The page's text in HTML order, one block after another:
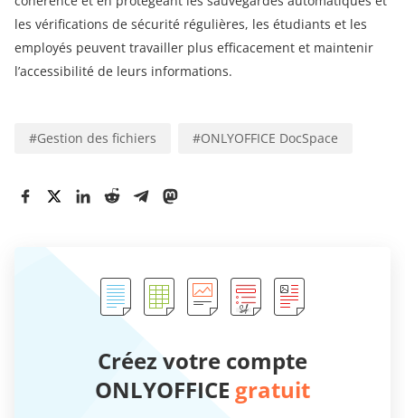
les vérifications de sécurité régulières, les étudiants et les
employés peuvent travailler plus efficacement et maintenir
l’accessibilité de leurs informations.
#Gestion des fichiers #ONLYOFFICE DocSpace
Créez votre compte
ONLYOFFICE gratuit